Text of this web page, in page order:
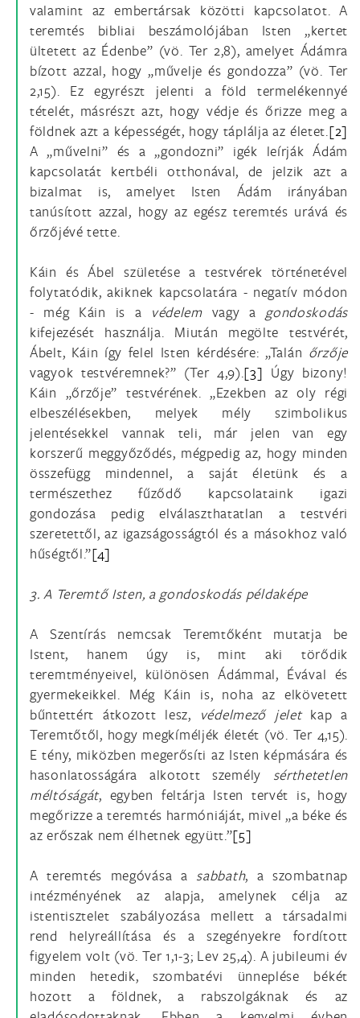
valamint az embertársak közötti kapcsolatot. A
teremtés bibliai beszámolójában Isten „kertet
ültetett az Édenbe” (vö. Ter 2,8), amelyet Ádámra
bízott azzal, hogy „művelje és gondozza” (vö. Ter
2,15). Ez egyrészt jelenti a föld termelékennyé
tételét, másrészt azt, hogy védje és őrizze meg a
földnek azt a képességét, hogy táplálja az életet.[2]
A „művelni” és a „gondozni” igék leírják Ádám
kapcsolatát kertbéli otthonával, de jelzik azt a
bizalmat is, amelyet Isten Ádám irányában
tanúsított azzal, hogy az egész teremtés urává és
őrzőjévé tette.
Káin és Ábel születése a testvérek történetével
folytatódik, akiknek kapcsolatára - negatív módon
- még Káin is a védelem vagy a gondoskodás
kifejezését használja. Miután megölte testvérét,
Ábelt, Káin így felel Isten kérdésére: „Talán őrzője
vagyok testvéremnek?” (Ter 4,9).[3] Úgy bizony!
Káin „őrzője” testvérének. „Ezekben az oly régi
elbeszélésekben, melyek mély szimbolikus
jelentésekkel vannak teli, már jelen van egy
korszerű meggyőződés, mégpedig az, hogy minden
összefügg mindennel, a saját életünk és a
természethez fűződő kapcsolataink igazi
gondozása pedig elválaszthatatlan a testvéri
szeretettől, az igazságosságtól és a másokhoz való
hűségtől.”[4]
3. A Teremtő Isten, a gondoskodás példaképe
A Szentírás nemcsak Teremtőként mutatja be
Istent, hanem úgy is, mint aki törődik
teremtményeivel, különösen Ádámmal, Évával és
gyermekeikkel. Még Káin is, noha az elkövetett
bűntettért átkozott lesz, védelmező jelet kap a
Teremtőtől, hogy megkíméljék életét (vö. Ter 4,15).
E tény, miközben megerősíti az Isten képmására és
hasonlatosságára alkotott személy sérthetetlen
méltóságát, egyben feltárja Isten tervét is, hogy
megőrizze a teremtés harmóniáját, mivel „a béke és
az erőszak nem élhetnek együtt.”[5]
A teremtés megóvása a sabbath, a szombatnap
intézményének az alapja, amelynek célja az
istentisztelet szabályozása mellett a társadalmi
rend helyreállítása és a szegényekre fordított
figyelem volt (vö. Ter 1,1-3; Lev 25,4). A jubileumi év
minden hetedik, szombatévi ünneplése békét
hozott a földnek, a rabszolgáknak és az